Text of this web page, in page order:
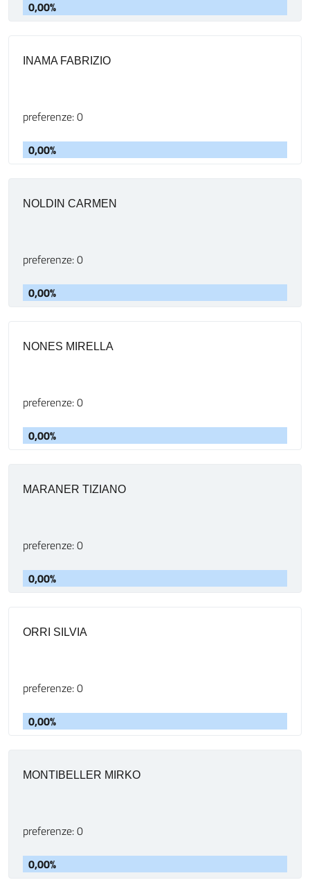
0,00%
INAMA FABRIZIO
preferenze: 0
0,00%
NOLDIN CARMEN
preferenze: 0
0,00%
NONES MIRELLA
preferenze: 0
0,00%
MARANER TIZIANO
preferenze: 0
0,00%
ORRI SILVIA
preferenze: 0
0,00%
MONTIBELLER MIRKO
preferenze: 0
0,00%